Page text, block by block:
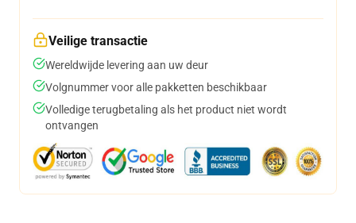
Veilige transactie
Wereldwijde levering aan uw deur
Volgnummer voor alle pakketten beschikbaar
Volledige terugbetaling als het product niet wordt
ontvangen